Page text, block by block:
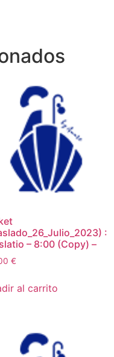
:
– 8:00 (Copy) –
€
al carrito